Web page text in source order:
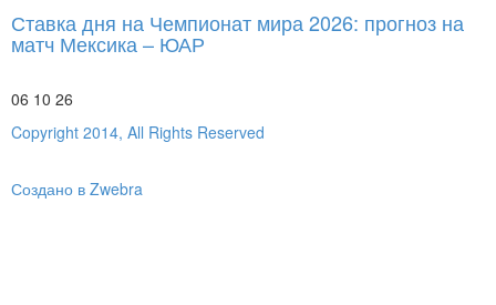
Ставка дня на Чемпионат мира 2026: прогноз на
матч Мексика – ЮАР
06 10 26
Copyright 2014, All Rights Reserved
Создано в Zwebra